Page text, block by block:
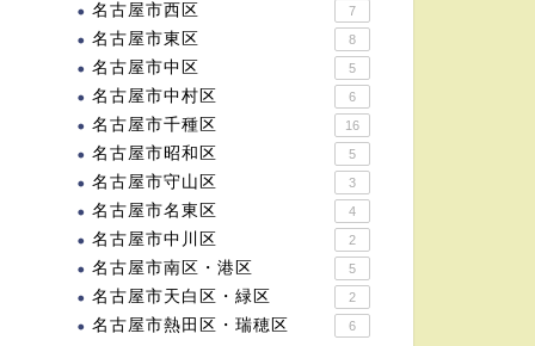
名古屋市西区 7
名古屋市東区 8
名古屋市中区 5
名古屋市中村区 6
名古屋市千種区 16
名古屋市昭和区 5
名古屋市守山区 3
名古屋市名東区 4
名古屋市中川区 2
名古屋市南区・港区 5
名古屋市天白区・緑区 2
名古屋市熱田区・瑞穂区 6